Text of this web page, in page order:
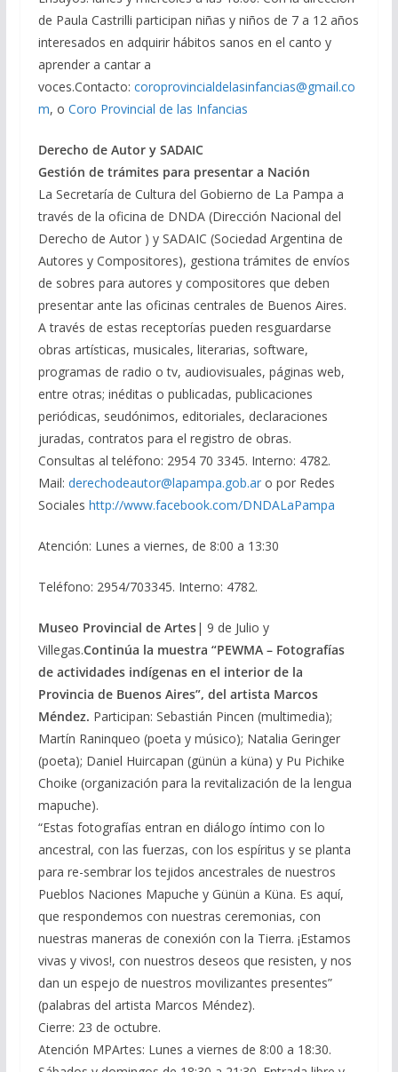
de Paula Castrilli participan niñas y niños de 7 a 12 años
interesados en adquirir hábitos sanos en el canto y
aprender a cantar a
voces.Contacto: coroprovincialdelasinfancias@gmail.co
m, o Coro Provincial de las Infancias
Derecho de Autor y SADAIC
Gestión de trámites para presentar a Nación
La Secretaría de Cultura del Gobierno de La Pampa a
través de la oficina de DNDA (Dirección Nacional del
Derecho de Autor ) y SADAIC (Sociedad Argentina de
Autores y Compositores), gestiona trámites de envíos
de sobres para autores y compositores que deben
presentar ante las oficinas centrales de Buenos Aires.
A través de estas receptorías pueden resguardarse
obras artísticas, musicales, literarias, software,
programas de radio o tv, audiovisuales, páginas web,
entre otras; inéditas o publicadas, publicaciones
periódicas, seudónimos, editoriales, declaraciones
juradas, contratos para el registro de obras.
Consultas al teléfono: 2954 70 3345. Interno: 4782.
Mail: derechodeautor@lapampa.gob.aro por Redes
Sociales http://www.facebook.com/DNDALaPampa
Atención: Lunes a viernes, de 8:00 a 13:30
Teléfono: 2954/703345. Interno: 4782.
Museo Provincial de Artes| 9 de Julio y
Villegas.Continúa la muestra “PEWMA – Fotografías
de actividades indígenas en el interior de la
Provincia de Buenos Aires”, del artista Marcos
Méndez. Participan: Sebastián Pincen (multimedia);
Martín Raninqueo (poeta y músico); Natalia Geringer
(poeta); Daniel Huircapan (günün a küna) y Pu Pichike
Choike (organización para la revitalización de la lengua
mapuche).
“Estas fotografías entran en diálogo íntimo con lo
ancestral, con las fuerzas, con los espíritus y se planta
para re-sembrar los tejidos ancestrales de nuestros
Pueblos Naciones Mapuche y Günün a Küna. Es aquí,
que respondemos con nuestras ceremonias, con
nuestras maneras de conexión con la Tierra. ¡Estamos
vivas y vivos!, con nuestros deseos que resisten, y nos
dan un espejo de nuestros movilizantes presentes”
(palabras del artista Marcos Méndez).
Cierre: 23 de octubre.
Atención MPArtes: Lunes a viernes de 8:00 a 18:30.